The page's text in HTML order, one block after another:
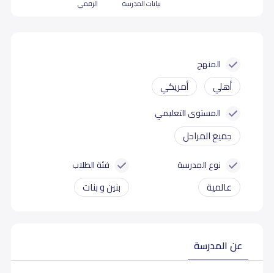
بيانات المدرسة
الرقمي
المنهج
أهلي أمريكي
المستوى التعليمي
جميع المراحل
نوع المدرسة
عالمية
فئة الطلاب
بنين و بنات
عن المدرسة